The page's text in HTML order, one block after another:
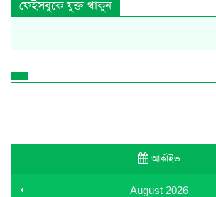
ফেইসবুকে যুক্ত থাকুন
আর্কাইভ
August 2026